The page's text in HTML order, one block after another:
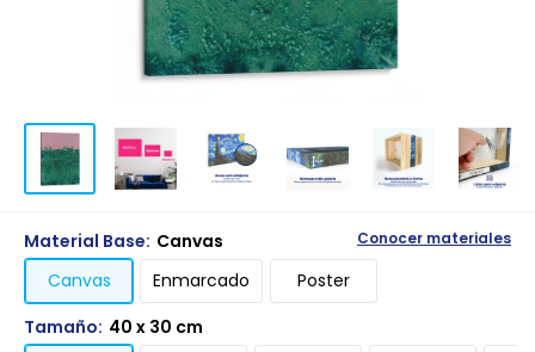
Material Base: Canvas Conocer materiales
Canvas Enmarcado
Poster
Tamaño: 40 x 30 cm